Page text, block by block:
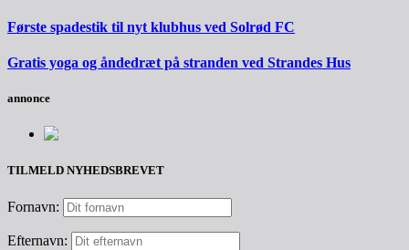
Første spadestik til nyt klubhus ved Solrød FC
Gratis yoga og åndedræt på stranden ved Strandes Hus
annonce
TILMELD NYHEDSBREVET
Fornavn:
Efternavn: